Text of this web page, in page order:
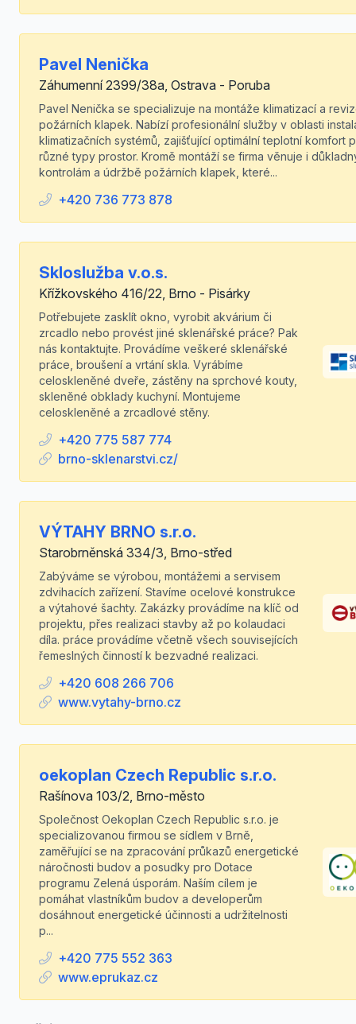
Pavel Nenička
Záhumenní 2399/38a, Ostrava - Poruba
Pavel Nenička se specializuje na montáže klimatizací a
požárních klapek. Nabízí profesionální služby v oblasti
klimatizačních systémů, zajišťující optimální teplotní komfort
různé typy prostor. Kromě montáží se firma věnuje i
kontrolám a údržbě požárních klapek, které...
+420 736 773 878
Skloslužba v.o.s.
Křížkovského 416/22, Brno - Pisárky
Potřebujete zasklít okno, vyrobit akvárium či
zrcadlo nebo provést jiné sklenářské práce? Pak
nás kontaktujte. Provádíme veškeré sklenářské
práce, broušení a vrtání skla. Vyrábíme
celoskleněné dveře, zástěny na sprchové kouty,
skleněné obklady kuchyní. Montujeme
celoskleněné a zrcadlové stěny.
+420 775 587 774
brno-sklenarstvi.cz/
VÝTAHY BRNO s.r.o.
Starobrněnská 334/3, Brno-střed
Zabýváme se výrobou, montážemi a servisem
zdvihacích zařízení. Stavíme ocelové konstrukce
a výtahové šachty. Zakázky provádíme na klíč od
projektu, přes realizaci stavby až po kolaudaci
díla. práce provádíme včetně všech souvisejících
řemeslných činností k bezvadné realizaci.
+420 608 266 706
www.vytahy-brno.cz
oekoplan Czech Republic s.r.o.
Rašínova 103/2, Brno-město
Společnost Oekoplan Czech Republic s.r.o. je
specializovanou firmou se sídlem v Brně,
zaměřující se na zpracování průkazů energetické
náročnosti budov a posudky pro Dotace
programu Zelená úsporám. Naším cílem je
pomáhat vlastníkům budov a developerům
dosáhnout energetické účinnosti a udržitelnosti
p...
+420 775 552 363
www.eprukaz.cz